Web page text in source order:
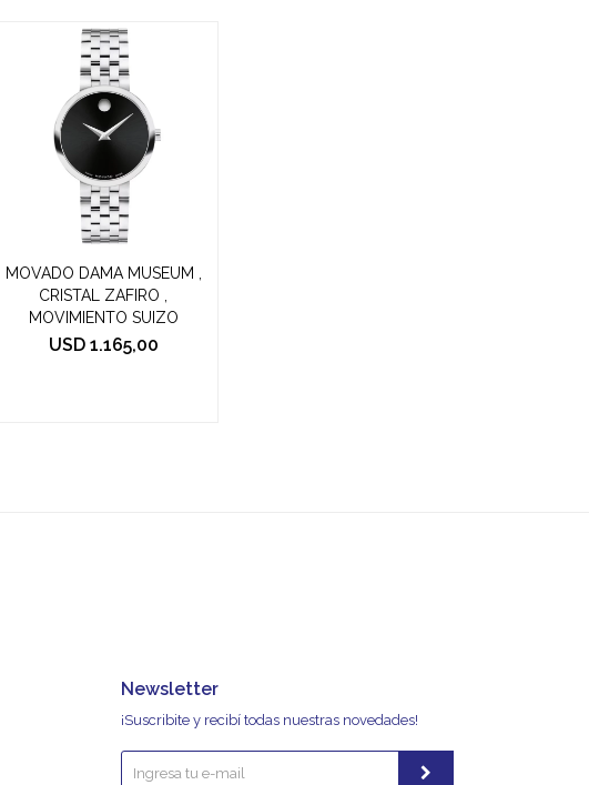
MOVADO DAMA MUSEUM ,
CRISTAL ZAFIRO ,
MOVIMIENTO SUIZO
USD 1.165,00
Newsletter
¡Suscribite y recibí todas nuestras novedades!